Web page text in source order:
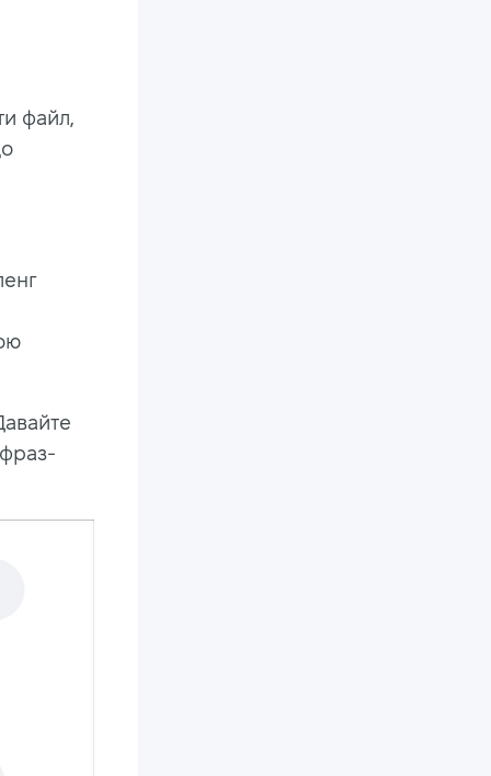
файл,
фраз-